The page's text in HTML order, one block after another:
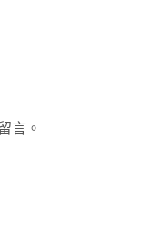
言。